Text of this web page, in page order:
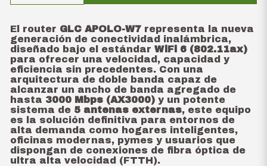
El router GLC APOLO-W7representa la nueva
generación de conectividad inalámbrica,
diseñado bajo el estándar WiFi 6 (802.11ax)
para ofrecer una velocidad,capacidad y
eficiencia sin precedentes.Con una
arquitectura de doble banda capaz de
alcanzar un ancho de banda agregado de
hasta 3000 Mbps (AX3000)y un potente
sistema de 5 antenas externas,este equipo
es la solución definitiva para entornos de
alta demanda como hogares inteligentes,
oficinas modernas,pymes y usuarios que
dispongan de conexiones de fibra óptica de
ultra alta velocidad (FTTH).